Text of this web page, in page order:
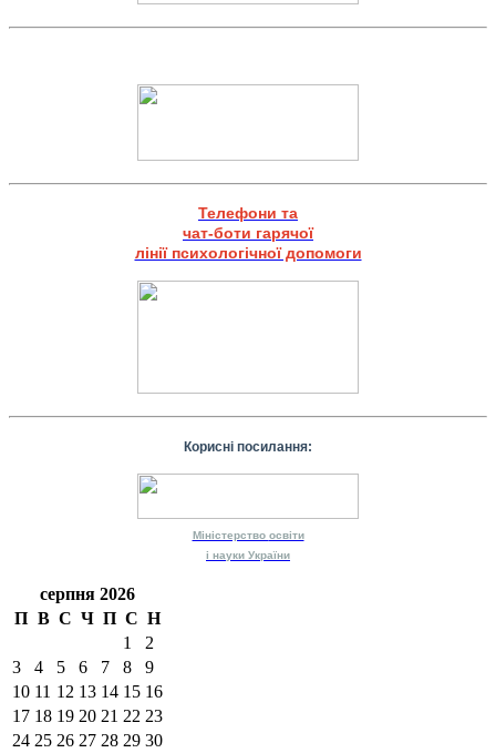
Телефони та
чат-боти гарячої
лінії психологічної допомоги
Корисні посилання:
Міністерство освіти
і науки України
серпня 2026
П В С Ч П С Н
1
2
3
4 5 6 7 8
9
10 11 12 13 14 15 16
17 18 19 20 21 22 23
24 25 26 27 28 29 30